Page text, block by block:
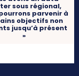
sous régional,
parvenir à
objectifs non
jusqu’à présent
»